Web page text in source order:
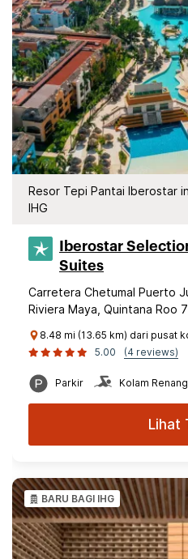
Resor Tepi Pantai Iberostar
IHG
Iberostar
Suites
Carretera Chetumal Puerto
Riviera Maya, Quintana Roo
8.48 mi (13.65 km) dari pusat
5.00
(4 reviews)
Parkir Kolam Renang
Lihat
BARU BAGI IHG